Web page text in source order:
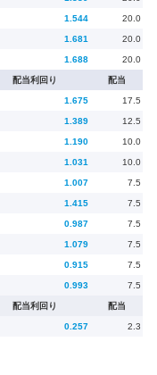
1.544 20.0
1.681 20.0
1.688 20.0
配当利回り 配当
1.675 17.5
1.389 12.5
1.190 10.0
1.031 10.0
1.007 7.5
1.415 7.5
0.987 7.5
1.079 7.5
0.915 7.5
0.993 7.5
配当利回り 配当
0.257 2.3